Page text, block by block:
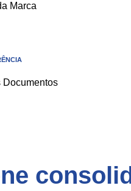
Marca
Documentos